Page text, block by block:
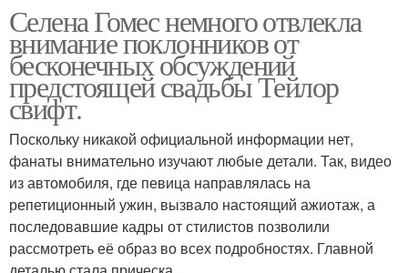
Селена Гомес немного отвлекла
внимание поклонников от
бесконечных обсуждений
предстоящей свадьбы Тейлор
свифт.
Поскольку никакой официальной информации нет,
фанаты внимательно изучают любые детали. Так, видео
из автомобиля, где певица направлялась на
репетиционный ужин, вызвало настоящий ажиотаж, а
последовавшие кадры от стилистов позволили
рассмотреть её образ во всех подробностях. Главной